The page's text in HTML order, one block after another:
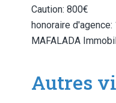
Caution: 800€
honoraire d'agence:
MAFALADA
Autres